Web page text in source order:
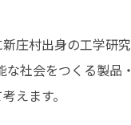
庄村出身の工学研
社会をつくる製
えます。